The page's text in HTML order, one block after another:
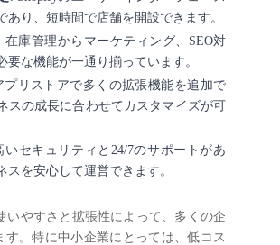
あり、短時間で店舗を開設できます。
在庫管理からマーケティング、SEO対
要な機能が一通り揃っています。
プリストアで多くの拡張機能を追加で
スの成長に合わせてカスタマイズが可
いセキュリティと24/7のサポートがあ
スを安心して運営できます。
いやすさと拡張性によって、多くの企
す。特に中小企業にとっては、低コス